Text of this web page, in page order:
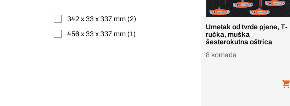
342 x 33 x 337 mm 2
456 x 33 x 337 mm 1
Umetak od tvrde pjene, T-
ručka, muška
šesterokutna oštrica
8 komada